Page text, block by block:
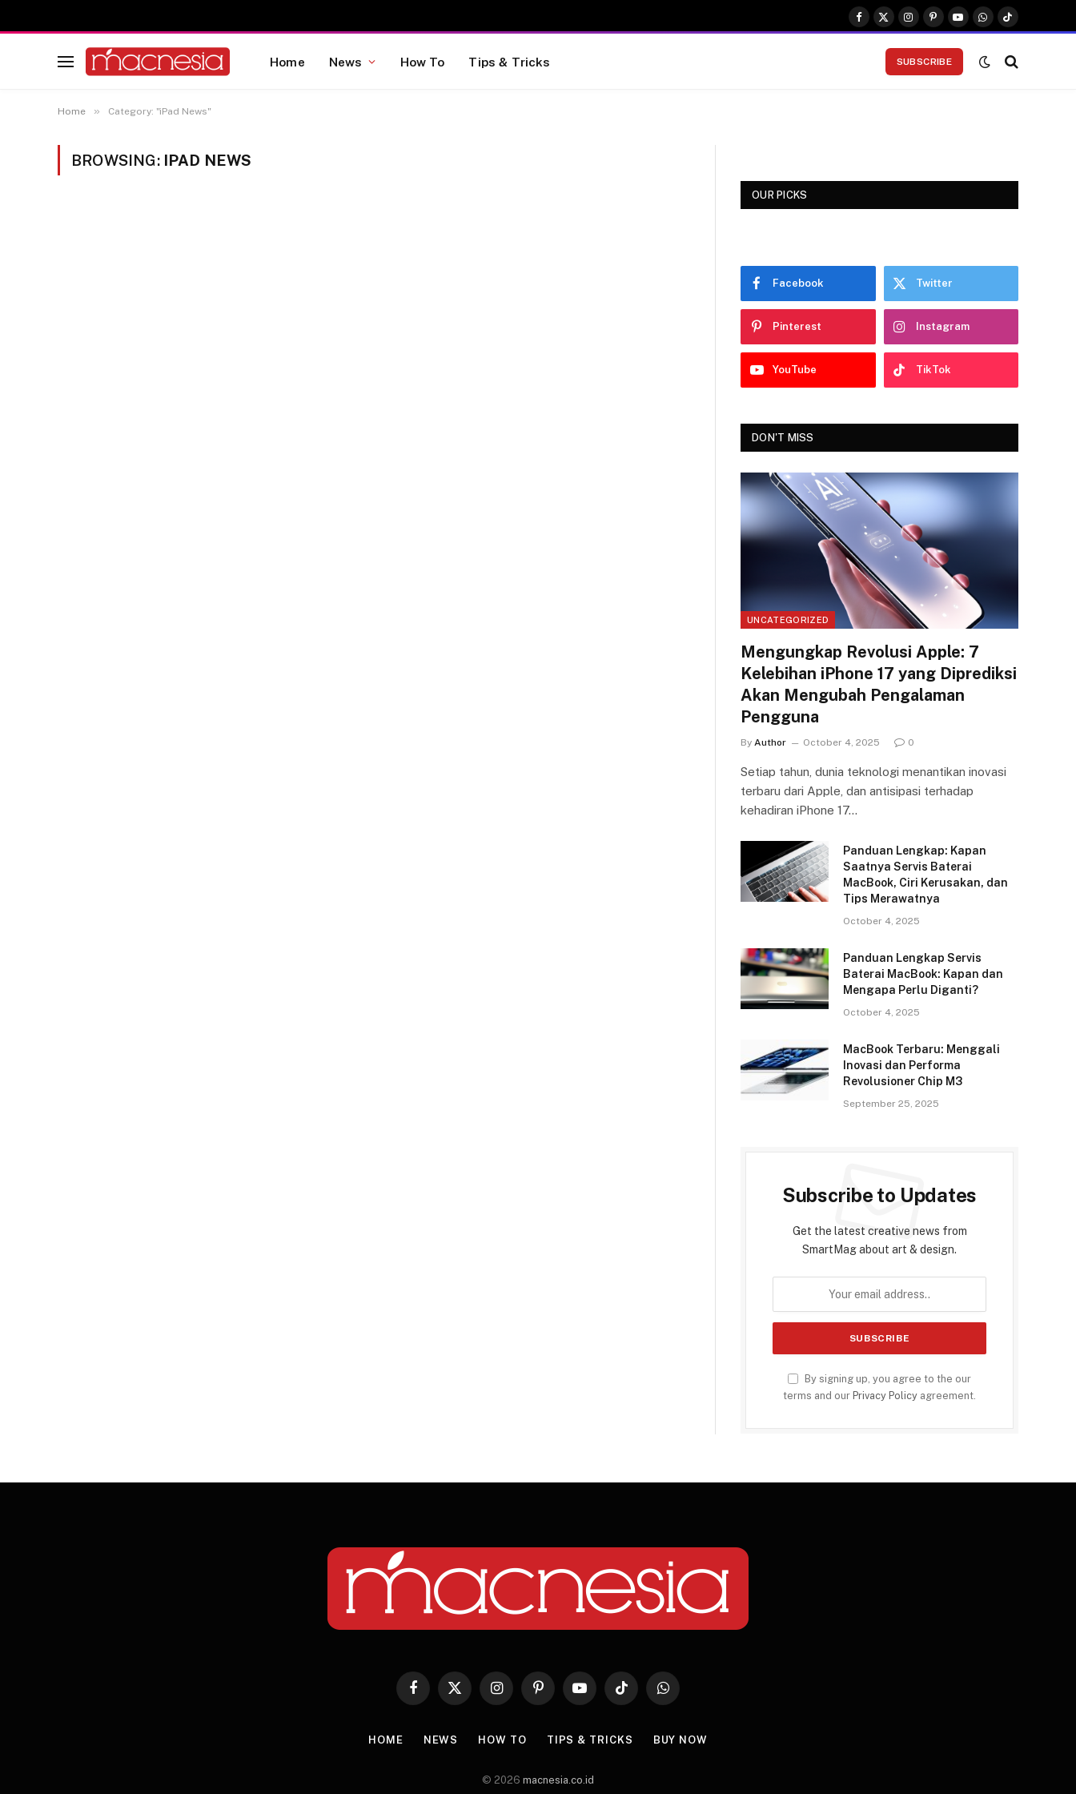
Facebook
X
Instagram
PinterestYouTubeWhatsApp
TikTok
Home News How To Tips & Tricks SUBSCRIBE
Home » Category: "iPad News"
BROWSING: IPAD NEWS
OUR PICKS
Facebook Twitter
Pinterest Instagram
YouTube TikTok
DON'T MISS
UNCATEGORIZED
Mengungkap Revolusi Apple: 7
Kelebihan iPhone 17 yang Diprediksi
Akan Mengubah Pengalaman
Pengguna
By Author October 4, 2025 0
Setiap tahun, dunia teknologi menantikan inovasi
terbaru dari Apple, dan antisipasi terhadap
kehadiran iPhone 17…
Panduan Lengkap: Kapan
Saatnya Servis Baterai
MacBook, Ciri Kerusakan, dan
Tips Merawatnya
October 4, 2025
Panduan Lengkap Servis
Baterai MacBook: Kapan dan
Mengapa Perlu Diganti?
October 4, 2025
MacBook Terbaru: Menggali
Inovasi dan Performa
Revolusioner Chip M3
September 25, 2025
Subscribe to Updates
Get the latest creative news from
SmartMag about art & design.
By signing up, you agree to the our
terms and our Privacy Policy agreement.
Facebook
X
InstagramPinterestYouTubeTikTok WhatsApp
HOME NEWS HOW TO TIPS & TRICKS BUY NOW
© 2026 macnesia.co.id